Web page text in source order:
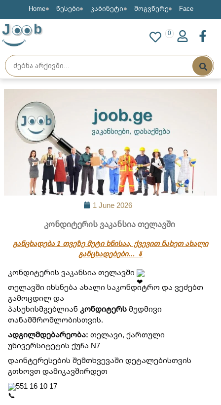
Home წესები კაბინეტი მოგვწერე Face
J b 0
1 June 2026
კონდიტერის ვაკანსია თელავში
განცხადება 1 თვეზე მეტი ხნისაა, ქვევით ნახეთ ახალი
განცხადებები… ⇓
კონდიტერის ვაკანსია თელავში
თელავში იხსნება ახალი საკონდიტრო და ვეძებთ
გამოცდილ და
პასუხისმგებლიან კონდიტერს მუდმივი
თანამშრომლობისთვის.
ადგილმდებარეობა: თელავი, ქართული
უნივერსიტეტის ქუჩა N7
დაინტერესების შემთხვევაში დეტალებისთვის
გთხოვთ დამიკავშირდეთ
551 16 10 17